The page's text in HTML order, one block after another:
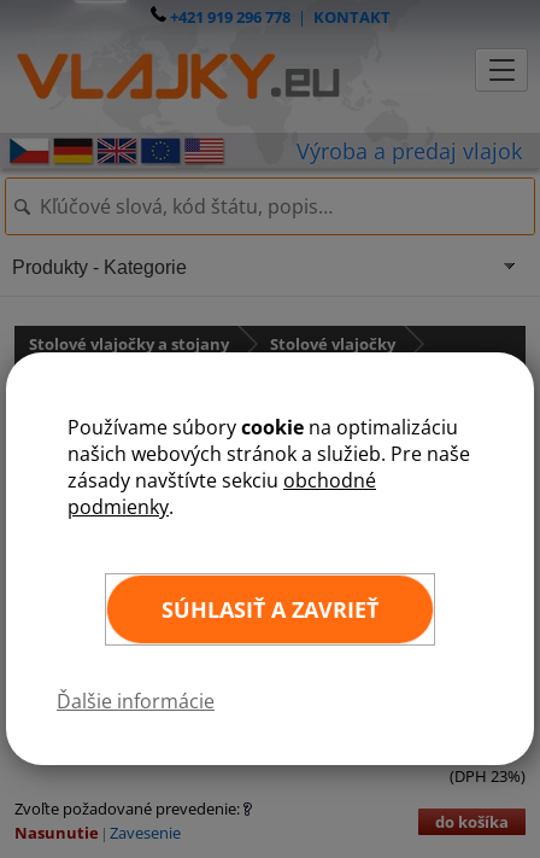
Používame súborycookie na optimalizáciu
našich webových stránok a služieb. Pre naše
zásady navštívte sekciu obchodné
podmienky.
SÚHLASIŤ A ZAVRIEŤ
Ďalšie informácie
+421 919 296 778| KONTAKT
Stolové vlajočky a stojany
Stolové vlajočky
Šalamúnove ostrovy
Kategórie:
(DPH 23%)
Zvoľte požadované prevedenie:
Nasunutie Zavesenie do košíka
Produkty - Kategorie